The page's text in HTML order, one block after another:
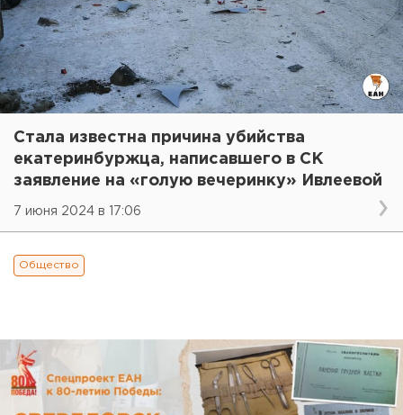
Стала известна причина убийства
екатеринбуржца, написавшего в СК
заявление на «голую вечеринку» Ивлеевой
7 июня 2024 в 17:06
Общество